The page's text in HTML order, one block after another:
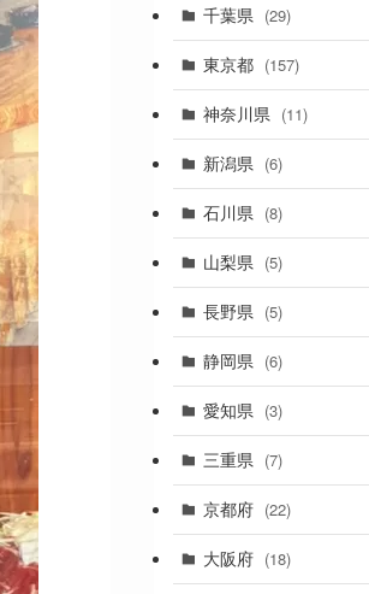
(3)
千葉県 (29)
東京都 (157)
(36)
(11)
(31)
(1)
(5)
(1)
(1)
(11)
(4)
(4)
神奈川県 (11)
新潟県 (6)
石川県 (8)
山梨県 (5)
長野県 (5)
静岡県 (6)
愛知県 (3)
三重県 (7)
京都府 (22)
大阪府 (18)